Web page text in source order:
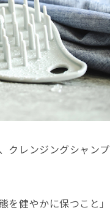
クレンジングシャンプ
健やかに保つこと」